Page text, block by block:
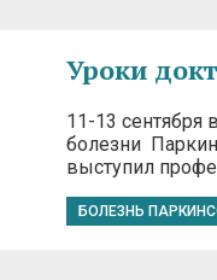
Уроки
11-13 сентября
болезни
выступил
БОЛЕЗНЬ